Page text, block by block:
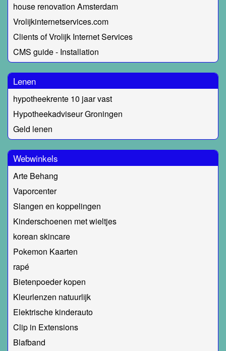
house renovation Amsterdam
Vrolijkinternetservices.com
Clients of Vrolijk Internet Services
CMS guide - Installation
Lenen
hypotheekrente 10 jaar vast
Hypotheekadviseur Groningen
Geld lenen
Webwinkels
Arte Behang
Vaporcenter
Slangen en koppelingen
Kinderschoenen met wieltjes
korean skincare
Pokemon Kaarten
rapé
Bietenpoeder kopen
Kleurlenzen natuurlijk
Elektrische kinderauto
Clip in Extensions
Blafband